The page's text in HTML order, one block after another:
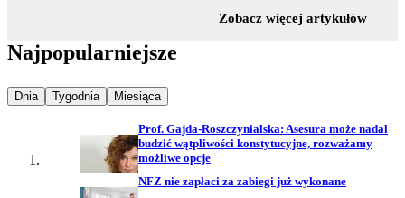
Zobacz więcej artykułów
Najpopularniejsze
Najpopularniejsze wiadomości z
Dnia Najpopularniejsze wiadomości z
Tygodnia Najpopularniejsze wiadomości z
Miesiąca
Prof. Gajda-Roszczynialska: Asesura może nadal
budzić wątpliwości konstytucyjne, rozważamy
możliwe opcje
NFZ nie zapłaci za zabiegi już wykonane